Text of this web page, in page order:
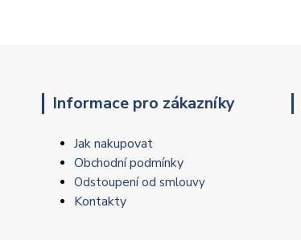
Informace pro zákazníky
Jak nakupovat
Obchodní podmínky
Odstoupení od smlouvy
Kontakty